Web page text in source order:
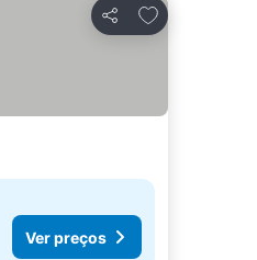
Partilhar
Adicionar aos
Ver preços